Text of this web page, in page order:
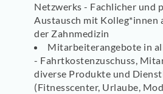
Netzwerks - Fachlicher und
Austausch mit Kolleg*innen
der Zahnmedizin
Mitarbeiterangebote in
- Fahrtkostenzuschuss,
diverse Produkte und
(Fitnesscenter, Urlaube,